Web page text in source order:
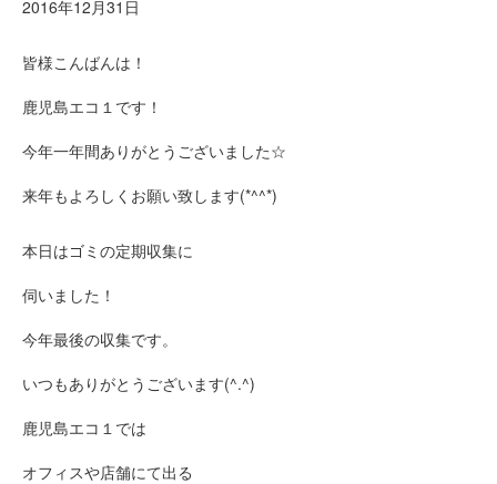
2016年12月31日
皆様こんばんは！
鹿児島エコ１です！
今年一年間ありがとうございました☆
来年もよろしくお願い致します(*^^*)
本日はゴミの定期収集に
伺いました！
今年最後の収集です。
いつもありがとうございます(^.^)
鹿児島エコ１では
オフィスや店舗にて出る